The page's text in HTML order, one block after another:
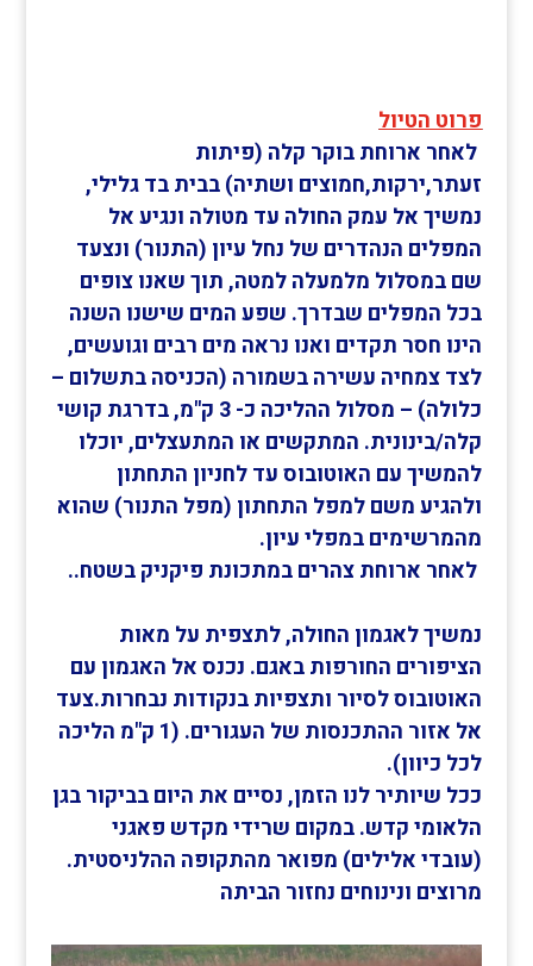
פרוט הטיול
לאחר ארוחת בוקר קלה (פיתות
זעתר,ירקות,חמוצים ושתיה) בבית בד גלילי,
נמשיך אל עמק החולה עד מטולה ונגיע אל
המפלים הנהדרים של נחל עיון (התנור) ונצעד
שם במסלול מלמעלה למטה, תוך שאנו צופים
בכל המפלים שבדרך. שפע המים שישנו השנה
הינו חסר תקדים ואנו נראה מים רבים וגועשים,
לצד צמחיה עשירה בשמורה (הכניסה בתשלום –
כלולה) – מסלול ההליכה כ- 3 ק"מ, בדרגת קושי
קלה/בינונית. המתקשים או המתעצלים, יוכלו
להמשיך עם האוטובוס עד לחניון התחתון
ולהגיע משם למפל התחתון (מפל התנור) שהוא
מהמרשימים במפלי עיון.
לאחר ארוחת צהרים במתכונת פיקניק בשטח..
נמשיך לאגמון החולה, לתצפית על מאות
הציפורים החורפות באגם. נכנס אל האגמון עם
האוטובוס לסיור ותצפיות בנקודות נבחרות.צעד
אל אזור ההתכנסות של העגורים. (1 ק"מ הליכה
לכל כיוון).
ככל שיותיר לנו הזמן, נסיים את היום בביקור בגן
הלאומי קדש. במקום שרידי מקדש פאגני
(עובדי אלילים) מפואר מהתקופה ההלניסטית.
מרוצים ונינוחים נחזור הביתה